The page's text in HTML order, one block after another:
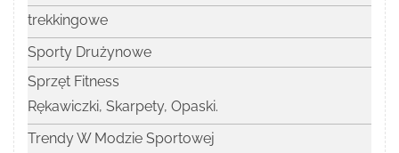
trekkingowe
Sporty Drużynowe
Sprzęt Fitness
Rękawiczki, Skarpety, Opaski.
Trendy W Modzie Sportowej